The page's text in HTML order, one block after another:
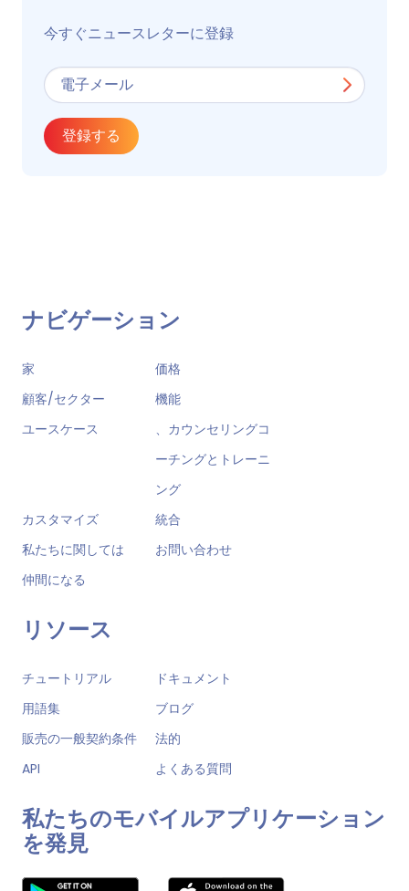
今すぐニュースレターに登録
登録する
ナビゲーション
家
価格
顧客/セクター
機能
ユースケース
、カウンセリングコ
ーチングとトレーニ
ング
カスタマイズ
統合
私たちに関しては
お問い合わせ
仲間になる
リソース
チュートリアル
ドキュメント
用語集
ブログ
販売の一般契約条件
法的
API
よくある質問
私たちのモバイルアプリケーション
を発見